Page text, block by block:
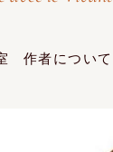
作者について